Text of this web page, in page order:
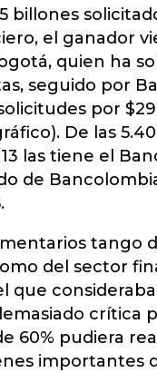
billones
el ganador
quien ha
seguido por
por
De las
las tiene el
de
tango
del sector
que
crítica
60% pudiera
importantes